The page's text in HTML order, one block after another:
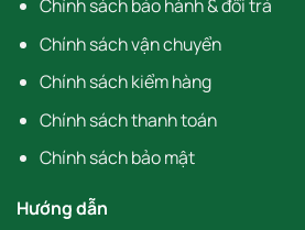
Chính sách bảo hành & đổi trả
Chính sách vận chuyển
Chính sách kiểm hàng
Chính sách thanh toán
Chính sách bảo mật
Hướng dẫn